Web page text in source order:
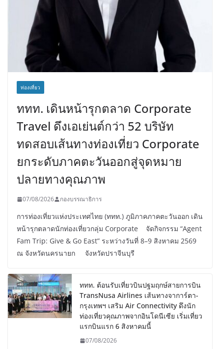
ท่องเที่ยว
ททท. เดินหน้ารุกตลาด Corporate
Travel ดึงเอเย่นต์กว่า 52 บริษัท
ทดสอบเส้นทางท่องเที่ยว Corporate
ยกระดับภาคตะวันออกสู่จุดหมาย
ปลายทางคุณภาพ
07/08/2026 กองบรรณาธิการ
การท่องเที่ยวแห่งประเทศไทย (ททท.) ภูมิภาคภาคตะวันออก เดิน
หน้ารุกตลาดนักท่องเที่ยวกลุ่ม Corporate จัดกิจกรรม “Agent
Fam Trip: Give & Go East” ระหว่างวันที่ 8–9 สิงหาคม 2569
ณ จังหวัดนครนายก จังหวัดปราจีนบุรี
ททท. ต้อนรับเที่ยวบินปฐมฤกษ์สายการบิน
TransNusa Airlines เส้นทางจาการ์ตา-
กรุงเทพฯ เสริม Air Connectivity ดึงนัก
ท่องเที่ยวคุณภาพจากอินโดนีเซีย เริ่มเที่ยว
แรกบินแรก 6 สิงหาคมนี้
07/08/2026